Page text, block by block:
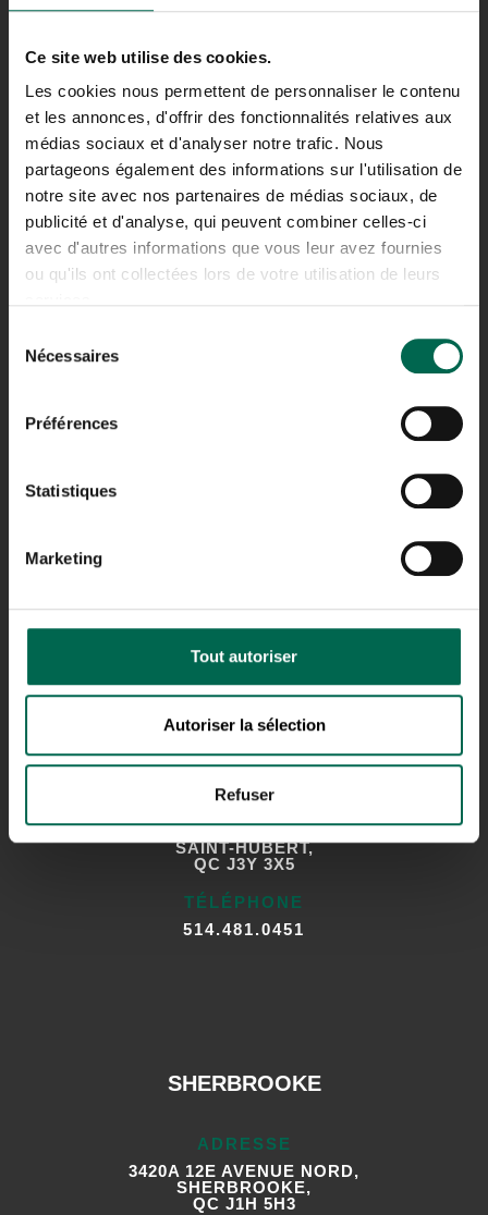
Ce site web utilise des cookies.
Les cookies nous permettent de personnaliser le contenu
et les annonces, d'offrir des fonctionnalités relatives aux
médias sociaux et d'analyser notre trafic. Nous
partageons également des informations sur l'utilisation de
notre site avec nos partenaires de médias sociaux, de
publicité et d'analyse, qui peuvent combiner celles-ci
avec d'autres informations que vous leur avez fournies
ou qu'ils ont collectées lors de votre utilisation de leurs
Nécessaires
Préférences
Statistiques
Marketing
Tout autoriser
Autoriser la sélection
Refuser
CERTIFIÉ ISO 9001
ADRESSE
4865 BOUL SIR-WILFRID-LAURIER,
SAINT-HUBERT,
QC J3Y 3X5
TÉLÉPHONE
514.481.0451
SHERBROOKE
ADRESSE
3420A 12E AVENUE NORD,
SHERBROOKE,
QC J1H 5H3